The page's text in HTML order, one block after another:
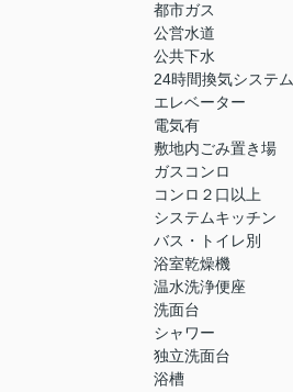
都市ガス
公営水道
公共下水
24時間換気システム
エレベーター
電気有
敷地内ごみ置き場
ガスコンロ
コンロ２口以上
システムキッチン
バス・トイレ別
浴室乾燥機
温水洗浄便座
洗面台
シャワー
独立洗面台
浴槽